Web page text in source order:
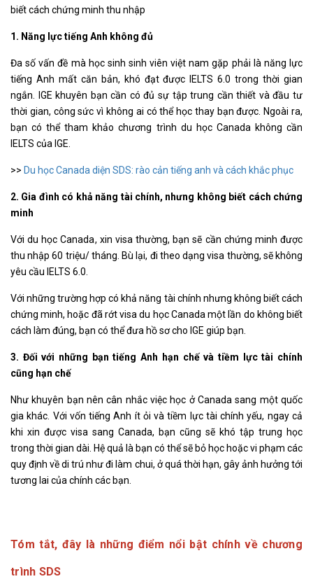
biết cách chứng minh thu nhập
1. Năng lực tiếng Anh không đủ
Đa số vấn đề mà học sinh sinh viên việt nam gặp phải là năng lực
tiếng Anh mất căn bản, khó đạt được IELTS 6.0 trong thời gian
ngắn. IGE khuyên bạn cần có đủ sự tập trung cần thiết và đầu tư
thời gian, công sức vì không ai có thể học thay bạn được. Ngoài ra,
bạn có thể tham khảo chương trình du học Canada không cần
IELTS của IGE.
>> Du học Canada diện SDS: rào cản tiếng anh và cách khắc phục
2. Gia đình có khả năng tài chính, nhưng không biết cách chứng
minh
Với du học Canada, xin visa thường, bạn sẽ cần chứng minh được
thu nhập 60 triệu/ tháng. Bù lại, đi theo dạng visa thường, sẽ không
yêu cầu IELTS 6.0.
Với những trường hợp có khả năng tài chính nhưng không biết cách
chứng minh, hoặc đã rớt visa du học Canada một lần do không biết
cách làm đúng, bạn có thể đưa hồ sơ cho IGE giúp bạn.
3. Đối với những bạn tiếng Anh hạn chế và tiềm lực tài chính
cũng hạn chế
Như khuyên bạn nên cân nhắc việc học ở Canada sang một quốc
gia khác. Với vốn tiếng Anh ít ỏi và tiềm lực tài chính yếu, ngay cả
khi xin được visa sang Canada, bạn cũng sẽ khó tập trung học
trong thời gian dài. Hệ quả là bạn có thể sẽ bỏ học hoặc vi phạm các
quy định về di trú như đi làm chui, ở quá thời hạn, gây ảnh hưởng tới
tương lai của chính các bạn.
Tóm tắt, đây là những điểm nổi bật chính về chương
trình SDS